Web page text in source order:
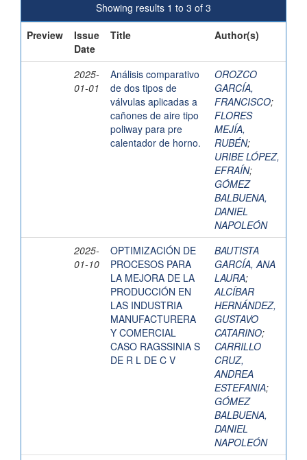
Showing results 1 to 3 of 3
Preview
Issue
Date
Title Author(s)
2025-
01-01
Análisis comparativo
de dos tipos de
válvulas aplicadas a
cañones de aire tipo
poliway para pre
calentador de horno.
OROZCO
GARCÍA,
FRANCISCO;
FLORES
MEJÍA,
RUBÉN;
URIBE LÓPEZ,
EFRAÍN;
GÓMEZ
BALBUENA,
DANIEL
NAPOLEÓN
2025-
01-10
OPTIMIZACIÓN DE
PROCESOS PARA
LA MEJORA DE LA
PRODUCCIÓN EN
LAS INDUSTRIA
MANUFACTURERA
Y COMERCIAL
CASO RAGSSINIA S
DE R L DE C V
BAUTISTA
GARCÍA, ANA
LAURA;
ALCÍBAR
HERNÁNDEZ,
GUSTAVO
CATARINO;
CARRILLO
CRUZ,
ANDREA
ESTEFANIA;
GÓMEZ
BALBUENA,
DANIEL
NAPOLEÓN